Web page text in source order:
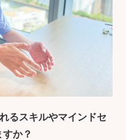
るスキルやマインドセ
か？